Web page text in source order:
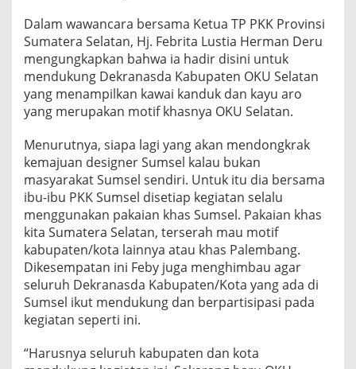
E
E
K
2
0
2
0
E
T
U
A
T
P
P
K
K
P
R
O
N
Dalam wawancara bersama Ketua TP PKK Provinsi
Sumatera Selatan, Hj. Febrita Lustia Herman Deru
mengungkapkan bahwa ia hadir disini untuk
mendukung Dekranasda Kabupaten OKU Selatan
yang menampilkan kawai kanduk dan kayu aro
yang merupakan motif khasnya OKU Selatan.
Menurutnya, siapa lagi yang akan mendongkrak
kemajuan designer Sumsel kalau bukan
masyarakat Sumsel sendiri. Untuk itu dia bersama
ibu-ibu PKK Sumsel disetiap kegiatan selalu
menggunakan pakaian khas Sumsel. Pakaian khas
kita Sumatera Selatan, terserah mau motif
kabupaten/kota lainnya atau khas Palembang.
Dikesempatan ini Feby juga menghimbau agar
seluruh Dekranasda Kabupaten/Kota yang ada di
Sumsel ikut mendukung dan berpartisipasi pada
kegiatan seperti ini.
“Harusnya seluruh kabupaten dan kota